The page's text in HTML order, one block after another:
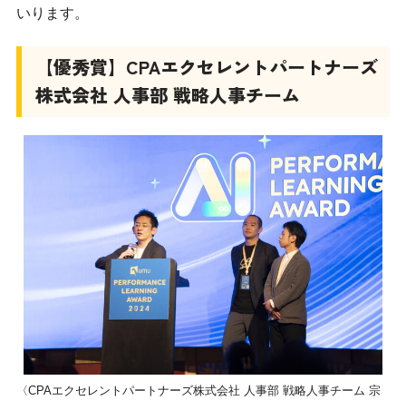
いります。
【優秀賞】CPAエクセレントパートナーズ
株式会社 人事部 戦略人事チーム
〈CPAエクセレントパートナーズ株式会社 人事部 戦略人事チーム 宗